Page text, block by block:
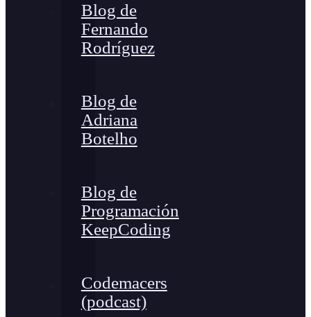
Blog de
Fernando
Rodríguez
Blog de
Adriana
Botelho
Blog de
Programación
KeepCoding
Codemacers
(podcast)